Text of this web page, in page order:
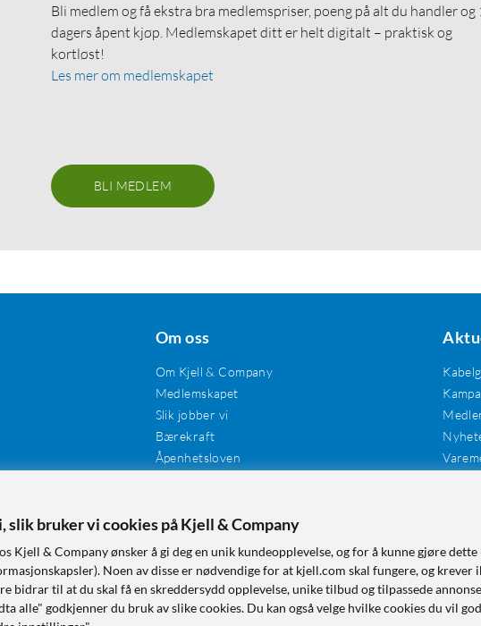
Bli medlem og få ekstra bra medlemspriser, poeng på alt du handler og
dagers åpent kjøp. Medlemskapet ditt er helt digitalt – praktisk og
kortløst!
Les mer om medlemskapet
BLI MEDLEM
Om oss
Om Kjell & Company
Medlemskapet
Slik jobber vi
Bærekraft
Åpenhetsloven
Tilgjengelighet
slik bruker vi cookies på Kjell & Company
Kjell & Company ønsker å gi deg en unik kundeopplevelse, og for å kunne gjøre
Noen av disse er nødvendige for at kjell.com skal fungere, og krever
bidrar til at du skal få en skreddersydd opplevelse, unike tilbud og tilpassede
alle" godkjenner du bruk av slike cookies. Du kan også velge hvilke cookies du vil